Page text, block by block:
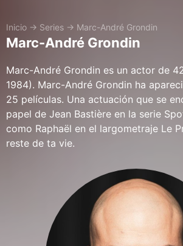
Inicio → Series → Marc-André Grondin
Marc-André Grondin
Marc-André Grondin es un actor de
1984). Marc-André Grondin ha
25 películas. Una actuación que se
papel de Jean Bastière en la serie
como Raphaël en el largometraje Le
reste de ta vie.